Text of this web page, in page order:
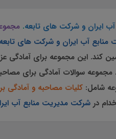
ایران و شرکت های تابعه.
آب ایران و شرکت های تابعه
کند. این مجموعه برای آمادگی
مجموعه سوالات آمادگی برای
شامل: کلیات مصاحبه و آمادگی
در شرکت مدیریت منابع آب